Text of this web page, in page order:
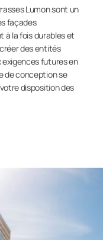
Lumon sont un
façades
à la fois durables et
des entités
futures en
de conception se
disposition des